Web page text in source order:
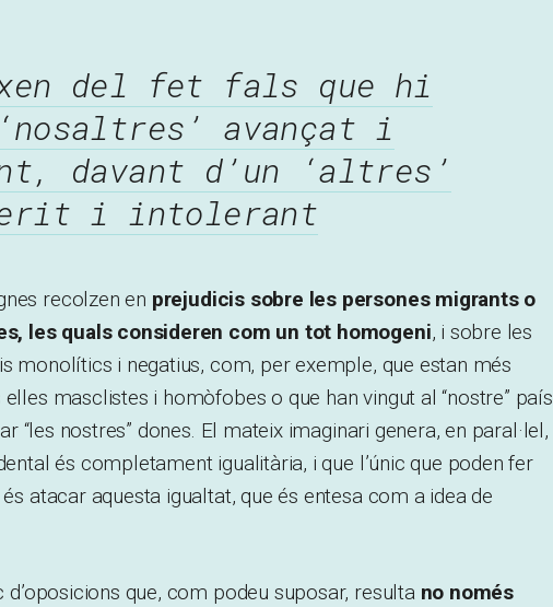
del fet fals que hi
avançat i
davant d’un ‘altres’
i intolerant
recolzen en prejudicis sobre les persones migrants o
les quals consideren com un tot homogeni, i sobre les
monolítics i negatius, com, per exemple, que estan més
masclistes i homòfobes o que han vingut al “nostre” país
“les nostres” dones. El mateix imaginari genera, en paral·lel,
és completament igualitària, i que l’únic que poden fer
és atacar aquesta igualtat, que és entesa com a idea de
d’oposicions que, com podeu suposar, resulta no només